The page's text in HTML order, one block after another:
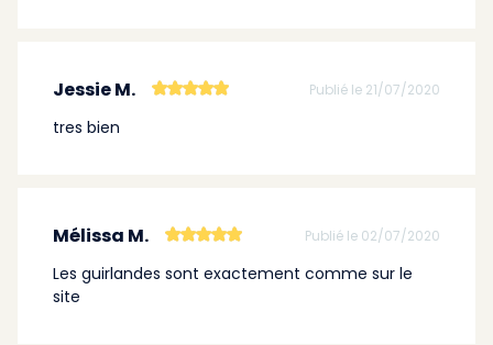
Jessie M. Publié le 21/07/2020
tres bien
Mélissa M. Publié le 02/07/2020
Les guirlandes sont exactement comme sur le
site